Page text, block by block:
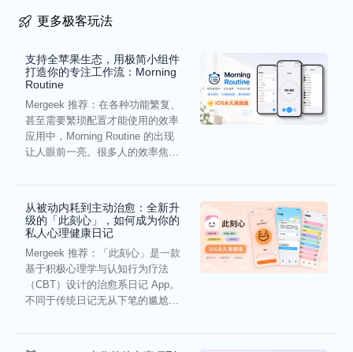
更多极客玩法
支持全苹果生态，用极简小组件
打造你的专注工作流：Morning
Routine
Mergeek 推荐：在各种功能繁复、
甚至需要繁琐配置才能使用的效率
应用中，Morning Routine 的出现
让人眼前一亮。很多人的效率焦
从被动内耗到主动治愈：全新升
级的「此刻心」，如何成为你的
私人心理健康日记
Mergeek 推荐：「此刻心」是一款
基于积极心理学与认知行为疗法
（CBT）设计的治愈系日记 App。
不同于传统日记无从下笔的尴尬，